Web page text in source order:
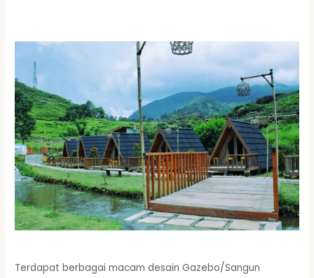
Terdapat berbagai macam desain Gazebo/Sangun